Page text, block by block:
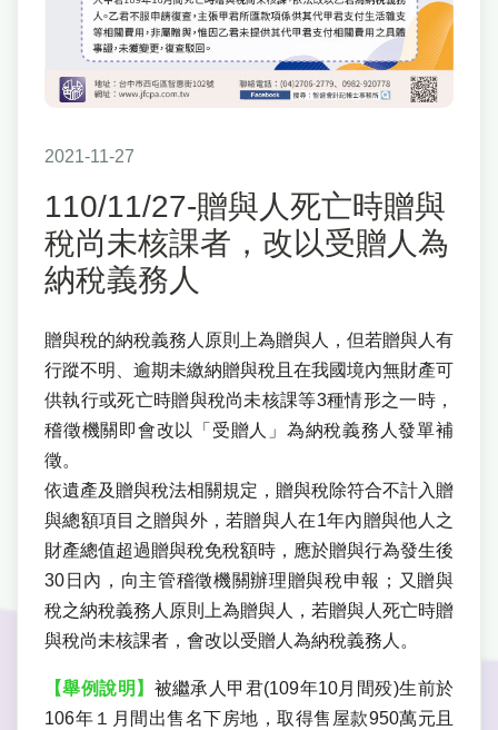
2021-11-27
110/11/27-贈與人死亡時贈與
稅尚未核課者，改以受贈人為
納稅義務人
贈與稅的納稅義務人原則上為贈與人，但若贈與人有
行蹤不明、逾期未繳納贈與稅且在我國境內無財產可
供執行或死亡時贈與稅尚未核課等3種情形之一時，
稽徵機關即會改以「受贈人」為納稅義務人發單補
徵。
依遺產及贈與稅法相關規定，贈與稅除符合不計入贈
與總額項目之贈與外，若贈與人在1年內贈與他人之
財產總值超過贈與稅免稅額時，應於贈與行為發生後
30日內，向主管稽徵機關辦理贈與稅申報；又贈與
稅之納稅義務人原則上為贈與人，若贈與人死亡時贈
與稅尚未核課者，會改以受贈人為納稅義務人。
【舉例說明】 被繼承人甲君(109年10月間殁)生前於
106年１月間出售名下房地，取得售屋款950萬元且